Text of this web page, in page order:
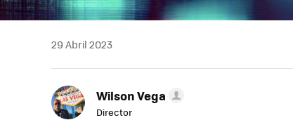
29 Abril 2023
Wilson Vega
Director